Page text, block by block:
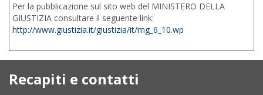
Per la pubblicazione sul sito web del MINISTERO DELLA
GIUSTIZIA consultare il seguente link:
http://www.giustizia.it/giustizia/it/mg_6_10.wp
Recapiti e contatti